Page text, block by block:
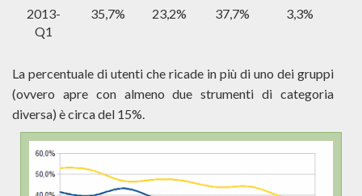
2013-
Q1
35,7% 23,2% 37,7% 3,3%
La percentuale di utenti che ricade in più di uno dei gruppi
(ovvero apre con almeno due strumenti di categoria
diversa) è circa del 15%.